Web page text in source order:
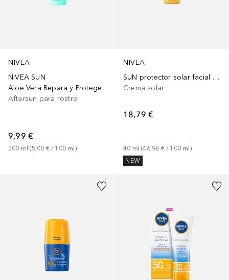
NIVEA
NIVEA SUN
Aloe Vera Repara y Protege
Aftersun para rostro
9,99 €
200 ml (5,00 € / 100 ml )
NIVEA
SUN protector solar facial SPF50+
Crema solar
18,79 €
40 ml (46,98 € / 100 ml )
NEW